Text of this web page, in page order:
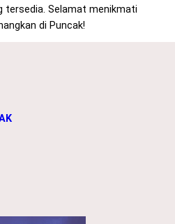
Selamat menikmati
di Puncak!